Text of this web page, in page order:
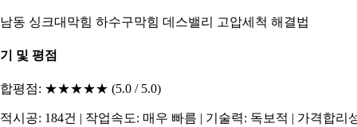
동 싱크대막힘 하수구막힘 데스밸리 고압세척 해결법
및 평점
평점: ★★★★★ (5.0 / 5.0)
시공: 184건 | 작업속도: 매우 빠름 | 기술력: 독보적 | 가격합리